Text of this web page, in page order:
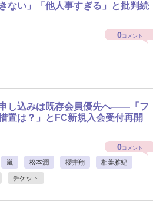
い」「他人事すぎる」と批判続
0コメント
し込みは既存会員優先へ――「フ
置は？」とFC新規入会受付再開
0コメント
嵐 松本潤 櫻井翔 相葉雅紀
チケット